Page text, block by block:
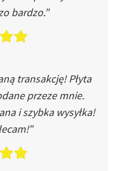
bardzo.”
transakcję! Płyta
przeze mnie.
i szybka wysyłka!